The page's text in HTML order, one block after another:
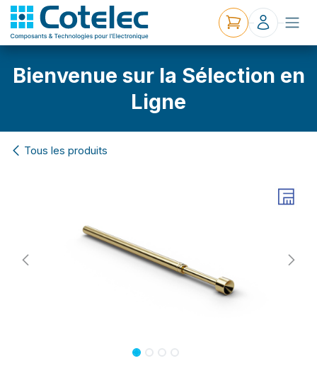
Bienvenue sur la Sélection en
Ligne
Tous les produits